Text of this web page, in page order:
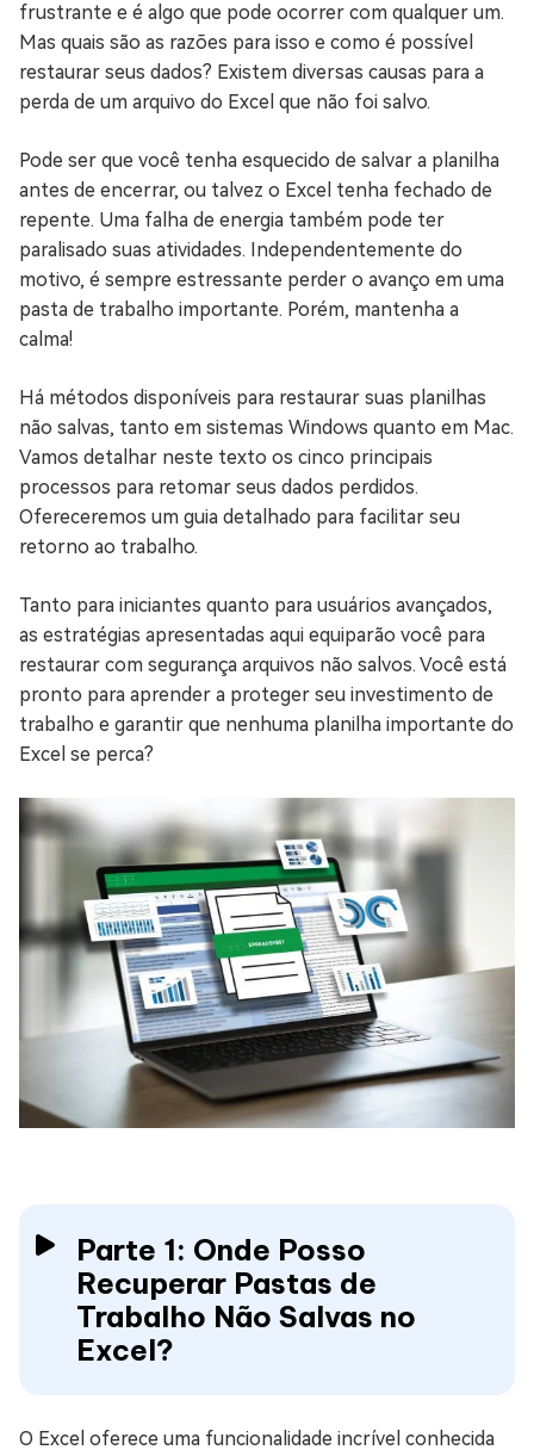
frustrante e é algo que pode ocorrer com qualquer um.
Mas quais são as razões para isso e como é possível
restaurar seus dados? Existem diversas causas para a
perda de um arquivo do Excel que não foi salvo.
Pode ser que você tenha esquecido de salvar a planilha
antes de encerrar, ou talvez o Excel tenha fechado de
repente. Uma falha de energia também pode ter
paralisado suas atividades. Independentemente do
motivo, é sempre estressante perder o avanço em uma
pasta de trabalho importante. Porém, mantenha a
calma!
Há métodos disponíveis para restaurar suas planilhas
não salvas, tanto em sistemas Windows quanto em Mac.
Vamos detalhar neste texto os cinco principais
processos para retomar seus dados perdidos.
Ofereceremos um guia detalhado para facilitar seu
retorno ao trabalho.
Tanto para iniciantes quanto para usuários avançados,
as estratégias apresentadas aqui equiparão você para
restaurar com segurança arquivos não salvos. Você está
pronto para aprender a proteger seu investimento de
trabalho e garantir que nenhuma planilha importante do
Excel se perca?
Parte 1: Onde Posso
Recuperar Pastas de
Trabalho Não Salvas no
Excel?
O Excel oferece uma funcionalidade incrível conhecida